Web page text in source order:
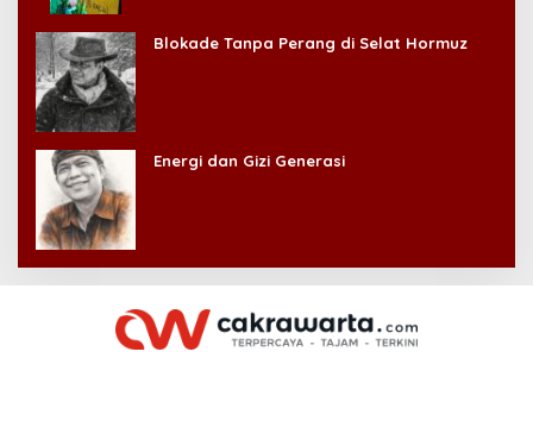
Blokade Tanpa Perang di Selat Hormuz
Energi dan Gizi Generasi